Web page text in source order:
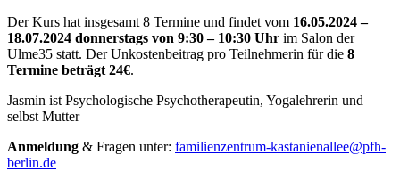
Der Kurs hat insgesamt 8 Termine und findet vom 16.05.2024 –
18.07.2024 donnerstags von 9:30 – 10:30 Uhr im Salon der
Ulme35 statt. Der Unkostenbeitrag pro Teilnehmerin für die 8
Termine beträgt 24€.
Jasmin ist Psychologische Psychotherapeutin, Yogalehrerin und
selbst Mutter
Anmeldung & Fragen unter: familienzentrum-kastanienallee@pfh-
berlin.de